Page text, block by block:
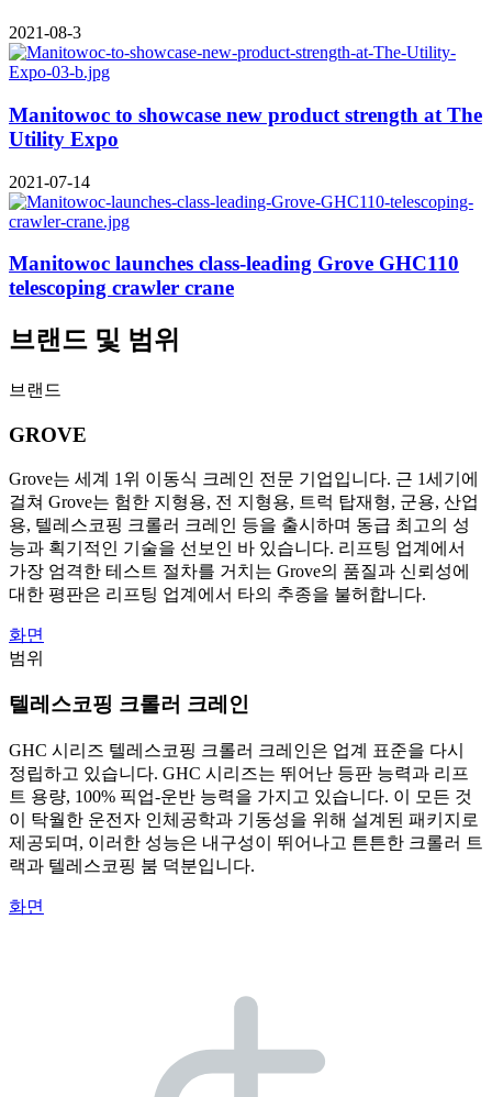
2021-08-3
Manitowoc to showcase new product strength at The
Utility Expo
2021-07-14
Manitowoc launches class-leading Grove GHC110
telescoping crawler crane
브랜드 및 범위
브랜드
GROVE
Grove는 세계 1위 이동식 크레인 전문 기업입니다. 근 1세기에
걸쳐 Grove는 험한 지형용, 전 지형용, 트럭 탑재형, 군용, 산업
용, 텔레스코핑 크롤러 크레인 등을 출시하며 동급 최고의 성
능과 획기적인 기술을 선보인 바 있습니다. 리프팅 업계에서
가장 엄격한 테스트 절차를 거치는 Grove의 품질과 신뢰성에
대한 평판은 리프팅 업계에서 타의 추종을 불허합니다.
화면
범위
텔레스코핑 크롤러 크레인
GHC 시리즈 텔레스코핑 크롤러 크레인은 업계 표준을 다시
정립하고 있습니다. GHC 시리즈는 뛰어난 등판 능력과 리프
트 용량, 100% 픽업-운반 능력을 가지고 있습니다. 이 모든 것
이 탁월한 운전자 인체공학과 기동성을 위해 설계된 패키지로
제공되며, 이러한 성능은 내구성이 뛰어나고 튼튼한 크롤러 트
랙과 텔레스코핑 붐 덕분입니다.
화면